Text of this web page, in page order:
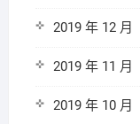
2019 年 12 月
2019 年 11 月
2019 年 10 月